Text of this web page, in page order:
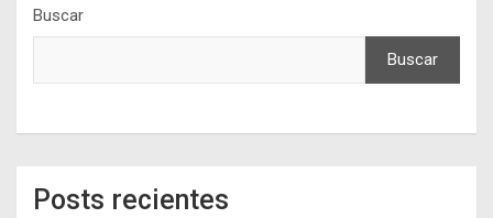
Buscar
Buscar
Posts recientes